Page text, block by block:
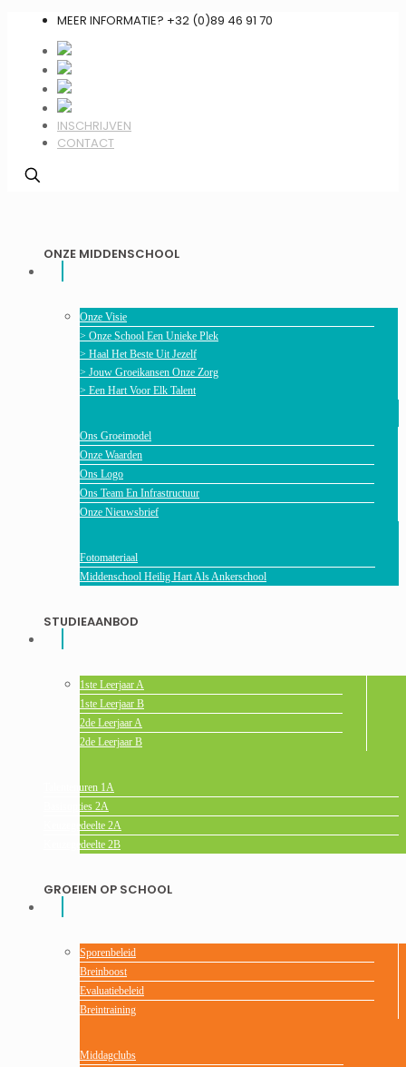
MEER INFORMATIE? +32 (0)89 46 91 70
INSCHRIJVEN
CONTACT
ONZE MIDDENSCHOOL
Onze Visie
> Onze School Een Unieke Plek
> Haal Het Beste Uit Jezelf
> Jouw Groeikansen Onze Zorg
> Een Hart Voor Elk Talent
Ons Groeimodel
Onze Waarden
Ons Logo
Ons Team En Infrastructuur
Onze Nieuwsbrief
Fotomateriaal
Middenschool Heilig Hart Als Ankerschool
STUDIEAANBOD
1ste Leerjaar A
1ste Leerjaar B
2de Leerjaar A
2de Leerjaar B
Talentenuren 1A
Basisopties 2A
Keuzegedeelte 2A
Keuzegedeelte 2B
GROEIEN OP SCHOOL
Sporenbeleid
Breinboost
Evaluatiebeleid
Breintraining
Middagclubs